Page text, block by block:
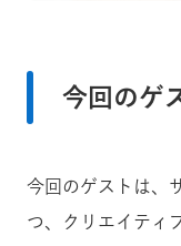
今回のゲ
今回のゲストは、
つ、クリエイティ